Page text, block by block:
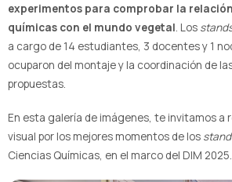
experimentos para comprobar la
químicas con el mundo vegetal . Los
a cargo de 14 estudiantes, 3 docentes y 1
ocuparon del montaje y la coordinación de
propuestas.
En esta galería de imágenes, te invitamos a
visual por los mejores momentos de los
Ciencias Químicas, en el marco del DIM 2025.